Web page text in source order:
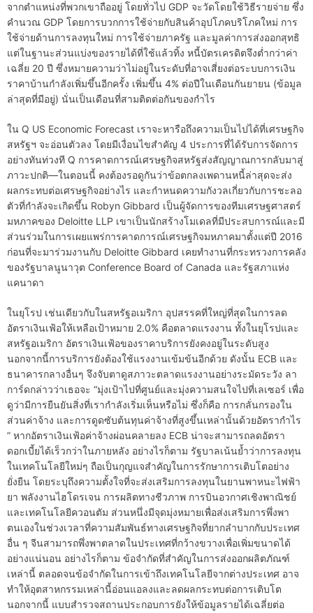
จากตำแหน่งที่พวกเขาถืออยู่ โดยทั่วไป GDP จะวัดโดยใช้วิธีรายจ่าย ซึ่ง
คำนวณ GDP โดยการบวกการใช้จ่ายกับสินค้าอุปโภคบริโภคใหม่ การ
ใช้จ่ายด้านการลงทุนใหม่ การใช้จ่ายภาครัฐ และมูลค่าการส่งออกสุทธิ ​
แต่ในฐานะส่วนแบ่งของรายได้ที่ใช้แล้วทิ้ง หนี้บัตรเครดิตจึงต่ำกว่าค่า
เฉลี่ย 20 ปี ซึ่งหมายความว่าไม่อยู่ในระดับที่อาจเสี่ยงต่อระบบการเงิน
ราคาบ้านกำลังเพิ่มขึ้นอีกครั้ง เพิ่มขึ้น 4% ต่อปีในเดือนกันยายน (ข้อมูล
ล่าสุดที่มีอยู่) นั่นเป็นเดือนที่สามติดต่อกันของกำไร
ใน Q US Economic Forecast เราจะหารือถึงความเป็นไปได้ที่เศรษฐกิจ
สหรัฐฯ จะอ่อนตัวลง โดยมีเงื่อนไขสำคัญ 4 ประการที่ได้รับการจัดการ
อย่างทันท่วงที Q การคาดการณ์เศรษฐกิจสหรัฐส่งสัญญาณการกลับมาสู่
ภาวะปกติ—ในตอนนี้ คงต้องรอดูกันว่าข้อตกลงเพดานหนี้ล่าสุดจะส่ง
ผลกระทบต่อเศรษฐกิจอย่างไร และกำหนดความกังวลเกี่ยวกับการชะลอ
ตัวที่กำลังจะเกิดขึ้น Robyn Gibbard เป็นผู้จัดการของทีมเศรษฐศาสตร์
มหภาคของ Deloitte LLP เขาเป็นนักสร้างโมเดลที่มีประสบการณ์และมี
ส่วนร่วมในการเผยแพร่การคาดการณ์เศรษฐกิจมหภาคมาตั้งแต่ปี 2016
ก่อนที่จะมาร่วมงานกับ Deloitte Gibbard เคยทำงานที่กระทรวงการคลัง
ของรัฐบาลนูนาวุต Conference Board of Canada และรัฐสภาแห่ง
แคนาดา
ในยุโรป เช่นเดียวกับในสหรัฐอเมริกา อุปสรรคที่ใหญ่ที่สุดในการลด
อัตราเงินเฟ้อให้เหลือเป้าหมาย 2.0% คือตลาดแรงงาน ทั้งในยุโรปและ
สหรัฐอเมริกา อัตราเงินเฟ้อของราคาบริการยังคงอยู่ในระดับสูง
นอกจากนี้การบริการยังต้องใช้แรงงานเข้มข้นอีกด้วย ดังนั้น ECB และ
ธนาคารกลางอื่นๆ จึงจับตาดูสภาวะตลาดแรงงานอย่างระมัดระวัง ลา
การ์ดกล่าวว่าเธอจะ “มุ่งเป้าไปที่ศูนย์และมุ่งความสนใจไปที่เลเซอร์ เพื่อ
ดูว่ามีการยืนยันสิ่งที่เรากำลังเริ่มเห็นหรือไม่ ซึ่งก็คือ การกลั่นกรองใน
ส่วนค่าจ้าง และการดูดซับต้นทุนค่าจ้างที่สูงขึ้นเหล่านั้นด้วยอัตรากำไร
” หากอัตราเงินเฟ้อค่าจ้างผ่อนคลายลง ECB น่าจะสามารถลดอัตรา
ดอกเบี้ยได้เร็วกว่าในภายหลัง อย่างไรก็ตาม รัฐบาลเน้นย้ำว่าการลงทุน
ในเทคโนโลยีใหม่ๆ ถือเป็นกุญแจสำคัญในการรักษาการเติบโตอย่าง
ยั่งยืน โดยระบุถึงความตั้งใจที่จะส่งเสริมการลงทุนในยานพาหนะไฟฟ้า
ยา พลังงานไฮโดรเจน การผลิตทางชีวภาพ การบินอวกาศเชิงพาณิชย์
และเทคโนโลยีควอนตัม ส่วนหนึ่งมีจุดมุ่งหมายเพื่อส่งเสริมการพึ่งพา
ตนเองในช่วงเวลาที่ความสัมพันธ์ทางเศรษฐกิจที่ยากลำบากกับประเทศ
อื่น ๆ จีนสามารถพึ่งพาตลาดในประเทศที่กว้างขวางเพื่อเพิ่มขนาดได้
อย่างแน่นอน อย่างไรก็ตาม ข้อจำกัดที่สำคัญในการส่งออกผลิตภัณฑ์
เหล่านี้ ตลอดจนข้อจำกัดในการเข้าถึงเทคโนโลยีจากต่างประเทศ อาจ
ทำให้อุตสาหกรรมเหล่านี้อ่อนแอลงและลดผลกระทบต่อการเติบโต
นอกจากนี้ แบบสำรวจสถานประกอบการยังให้ข้อมูลรายได้เฉลี่ยต่อ